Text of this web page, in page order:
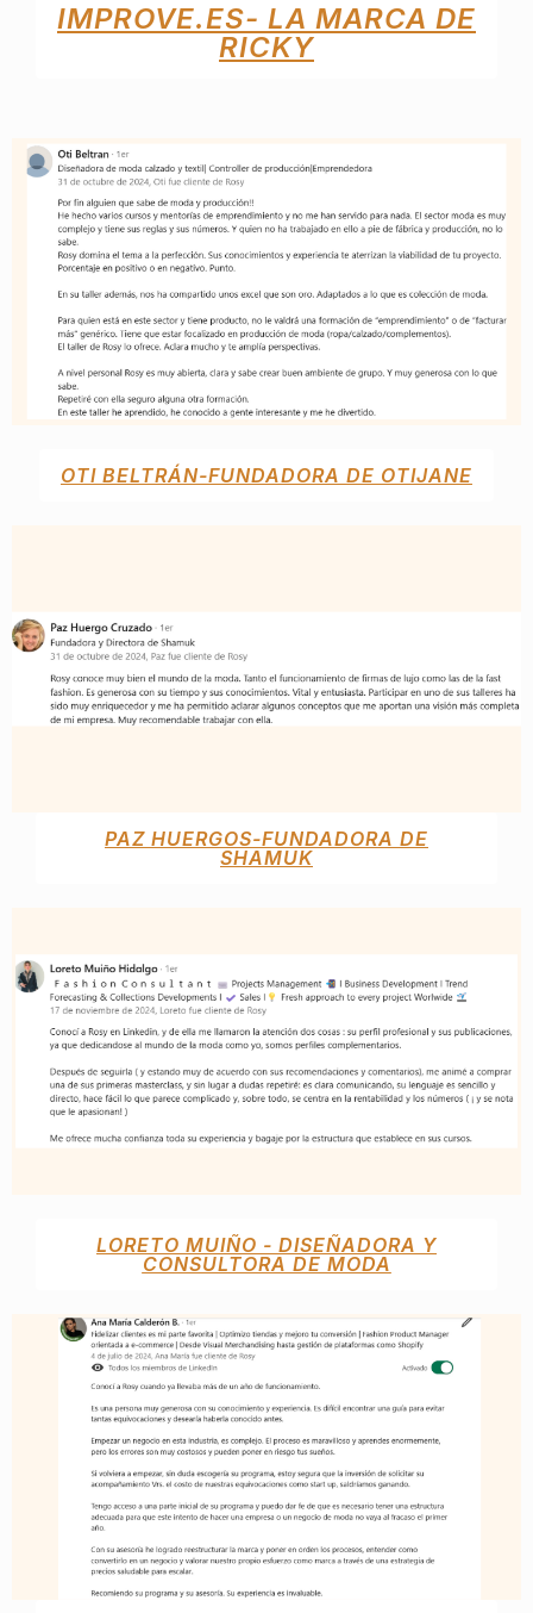
IMPROVE.ES- LA MARCA DE
RICKY
OTI BELTRÁN-FUNDADORA DE OTIJANE
PAZ HUERGOS-FUNDADORA DE
SHAMUK
LORETO MUIÑO - DISEÑADORA Y
CONSULTORA DE MODA